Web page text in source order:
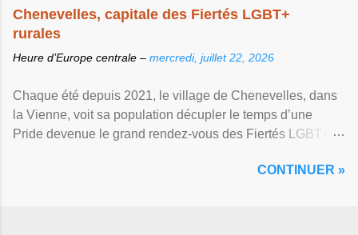
Chenevelles, capitale des Fiertés LGBT+
rurales
Heure d’Europe centrale – mercredi, juillet 22, 2026
Chaque été depuis 2021, le village de Chenevelles, dans
la Vienne, voit sa population décupler le temps d’une
Pride devenue le grand rendez-vous des Fiertés LGBT+
CONTINUER »